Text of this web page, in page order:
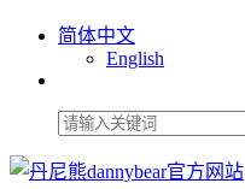
简体中文
English